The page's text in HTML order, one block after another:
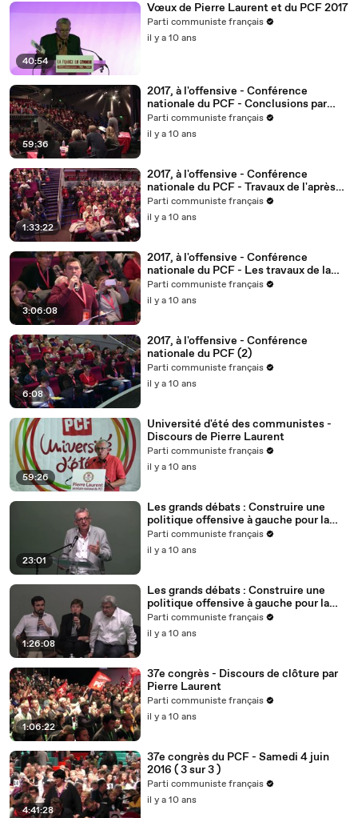
40:54
Vœux de Pierre Laurent et du PCF 2017
Parti communiste français
il y a 10 ans
59:36
2017, à l'offensive - Conférence
nationale du PCF - Conclusions par
Pierre Laurent
Parti communiste français
il y a 10 ans
1:33:22
2017, à l'offensive - Conférence
nationale du PCF - Travaux de l'après-
midi
Parti communiste français
il y a 10 ans
3:06:08
2017, à l'offensive - Conférence
nationale du PCF - Les travaux de la
matinée
Parti communiste français
il y a 10 ans
6:08
2017, à l'offensive - Conférence
nationale du PCF (2)
Parti communiste français
il y a 10 ans
59:26
Université d'été des communistes -
Discours de Pierre Laurent
Parti communiste français
il y a 10 ans
23:01
Les grands débats : Construire une
politique offensive à gauche pour la
France en Europe 1/2
Parti communiste français
il y a 10 ans
1:26:08
Les grands débats : Construire une
politique offensive à gauche pour la
France en Europe 2/2
Parti communiste français
il y a 10 ans
1:06:22
37e congrès - Discours de clôture par
Pierre Laurent
Parti communiste français
il y a 10 ans
4:41:28
37e congrès du PCF - Samedi 4 juin
2016 ( 3 sur 3 )
Parti communiste français
il y a 10 ans